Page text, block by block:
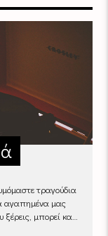
τραγούδια
αγαπημένα μας
μπορεί και